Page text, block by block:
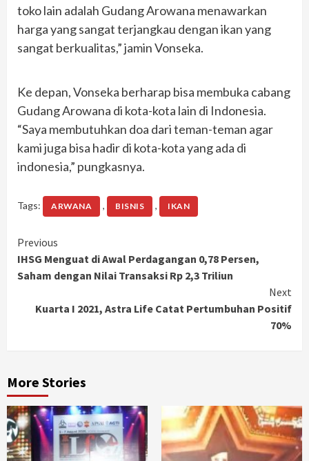
toko lain adalah Gudang Arowana menawarkan
harga yang sangat terjangkau dengan ikan yang
sangat berkualitas,” jamin Vonseka.
Ke depan, Vonseka berharap bisa membuka cabang
Gudang Arowana di kota-kota lain di Indonesia.
“Saya membutuhkan doa dari teman-teman agar
kami juga bisa hadir di kota-kota yang ada di
indonesia,” pungkasnya.
Tags: ARWANA , BISNIS , IKAN
Continue
Reading
Previous
IHSG Menguat di Awal Perdagangan 0,78 Persen,
Saham dengan Nilai Transaksi Rp 2,3 Triliun
Next
Kuarta I 2021, Astra Life Catat Pertumbuhan Positif
70%
More Stories